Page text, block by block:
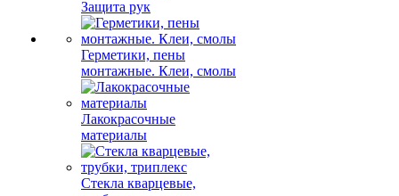
Защита рук
Герметики, пены
монтажные. Клеи, смолы
Лакокрасочные
материалы
Стекла кварцевые,